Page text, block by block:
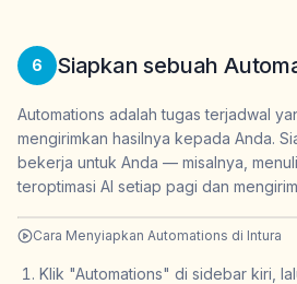
6 Siapkan sebuah
Automations adalah tugas terjadwal
mengirimkan hasilnya kepada Anda.
bekerja untuk Anda — misalnya,
teroptimasi AI setiap pagi dan
Cara Menyiapkan Automations di Intura
Klik "Automations" di sidebar kiri,